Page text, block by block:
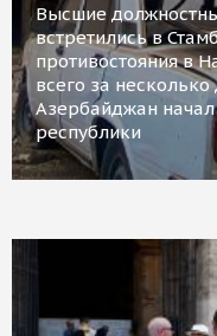
Высшие
встретились в
противостояния в
всего за
Азербайджан
республики